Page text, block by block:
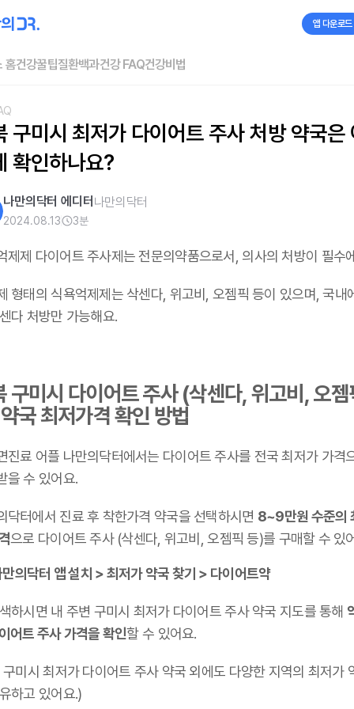
앱 다운로드
홈건강꿀팁질환백과건강 FAQ건강비법
구미시 최저가 다이어트 주사 처방 약국은
확인하나요?
나만의닥터 에디터 나만의닥터
2024.08.13 3분
제제 다이어트 주사제는 전문의약품으로서, 의사의 처방이 필수
형태의 식욕억제제는 삭센다, 위고비, 오젬픽 등이 있으며,국내
다 처방만 가능해요.
구미시 다이어트 주사 (삭센다, 위고비, 오젬
국 최저가격 확인 방법
진료 어플 나만의닥터에서는 다이어트 주사를 전국 최저가 가격
을 수 있어요.
닥터에서 진료 후 착한가격 약국을 선택하시면 8~9만원 수준의
으로 다이어트 주사 (삭센다, 위고비, 오젬픽 등)를 구매할 수 있
의닥터 앱 설치 > 최저가 약국 찾기 > 다이어트약
하시면 내 주변 구미시 최저가 다이어트 주사 약국 지도를 통해
어트 주사 가격을 확인할 수 있어요.
미시 최저가 다이어트 주사 약국 외에도 다양한 지역의 최저가
하고 있어요.)